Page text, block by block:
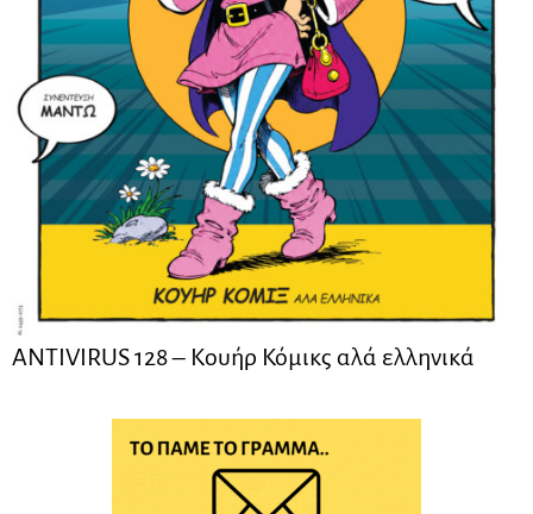
ANTIVIRUS 128 – Kουήρ Κόμικς αλά ελληνικά